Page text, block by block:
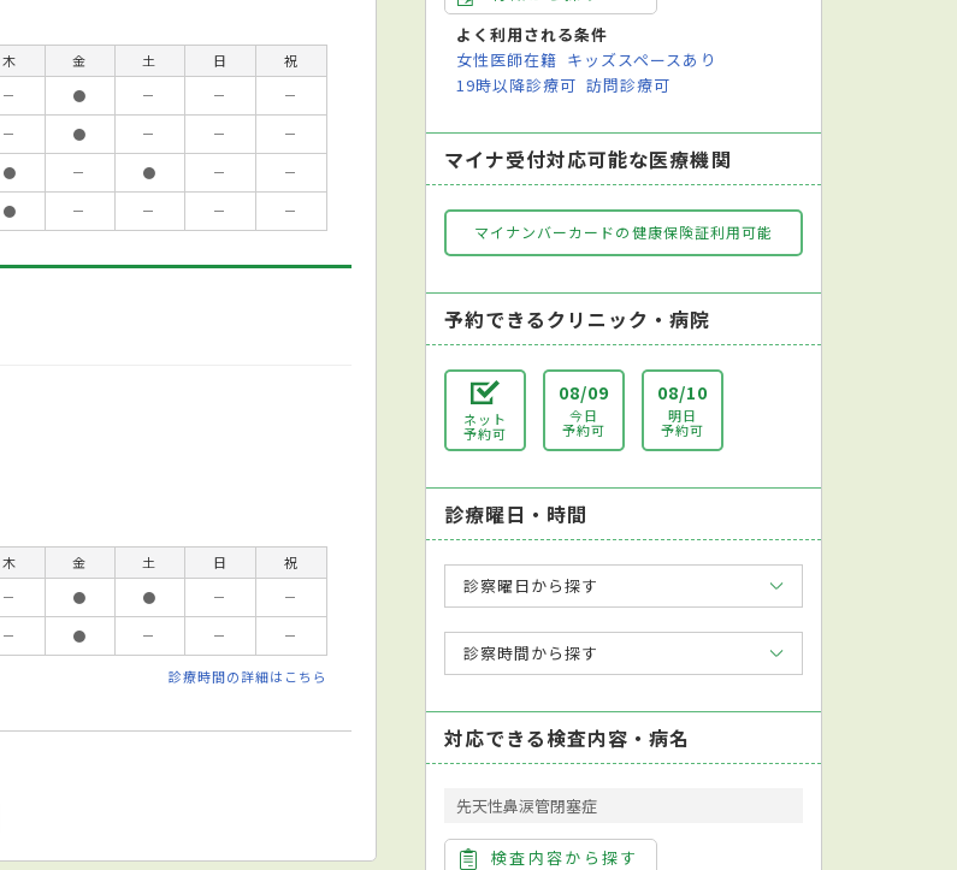
木 金 土 日
祝
－ ● － －
－
－ ● － －
－
● － ● －
－
● － － － －
木 金 土 日
祝
－ ● ● －
－
－ ● － － －
診療時間の詳細はこちら
よく利用される条件
女性医師在籍 キッズスペースあり
19時以降診療可 訪問診療可
マイナ受付対応可能な医療機関
マイナンバーカードの健康保険証利用可能
予約できるクリニック・病院
ネット
予約可
08/09
今日
予約可
08/10
明日
予約可
診療曜日・時間
診察曜日から探す
診察時間から探す
対応できる検査内容・病名
先天性鼻涙管閉塞症
検査内容から探す